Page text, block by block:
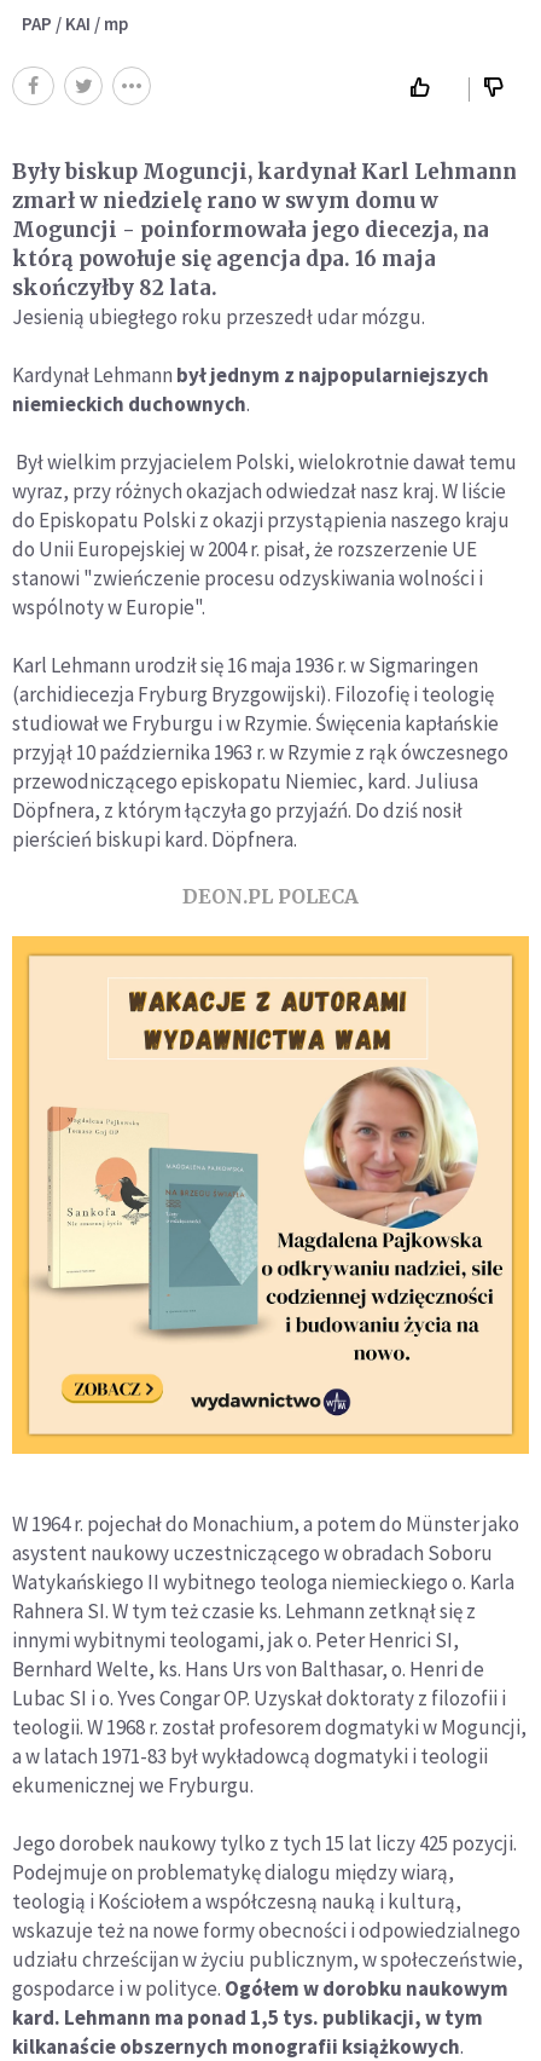
PAP / KAI / mp
Były biskup Moguncji, kardynał Karl Lehmann
zmarł w niedzielę rano w swym domu w
Moguncji - poinformowała jego diecezja, na
którą powołuje się agencja dpa. 16 maja
skończyłby 82 lata.
Jesienią ubiegłego roku przeszedł udar mózgu.
Kardynał Lehmann był jednym z najpopularniejszych
niemieckich duchownych.
Był wielkim przyjacielem Polski, wielokrotnie dawał temu
wyraz, przy różnych okazjach odwiedzał nasz kraj. W liście
do Episkopatu Polski z okazji przystąpienia naszego kraju
do Unii Europejskiej w 2004 r. pisał, że rozszerzenie UE
stanowi "zwieńczenie procesu odzyskiwania wolności i
wspólnoty w Europie".
Karl Lehmann urodził się 16 maja 1936 r. w Sigmaringen
(archidiecezja Fryburg Bryzgowijski). Filozofię i teologię
studiował we Fryburgu i w Rzymie. Święcenia kapłańskie
przyjął 10 października 1963 r. w Rzymie z rąk ówczesnego
przewodniczącego episkopatu Niemiec, kard. Juliusa
Döpfnera, z którym łączyła go przyjaźń. Do dziś nosił
pierścień biskupi kard. Döpfnera.
DEON.PL POLECA
W 1964 r. pojechał do Monachium, a potem do Münster jako
asystent naukowy uczestniczącego w obradach Soboru
Watykańskiego II wybitnego teologa niemieckiego o. Karla
Rahnera SI. W tym też czasie ks. Lehmann zetknął się z
innymi wybitnymi teologami, jak o. Peter Henrici SI,
Bernhard Welte, ks. Hans Urs von Balthasar, o. Henri de
Lubac SI i o. Yves Congar OP. Uzyskał doktoraty z filozofii i
teologii. W 1968 r. został profesorem dogmatyki w Moguncji,
a w latach 1971-83 był wykładowcą dogmatyki i teologii
ekumenicznej we Fryburgu.
Jego dorobek naukowy tylko z tych 15 lat liczy 425 pozycji.
Podejmuje on problematykę dialogu między wiarą,
teologią i Kościołem a współczesną nauką i kulturą,
wskazuje też na nowe formy obecności i odpowiedzialnego
udziału chrześcijan w życiu publicznym, w społeczeństwie,
gospodarce i w polityce. Ogółem w dorobku naukowym
kard. Lehmann ma ponad 1,5 tys. publikacji, w tym
kilkanaście obszernych monografii książkowych.